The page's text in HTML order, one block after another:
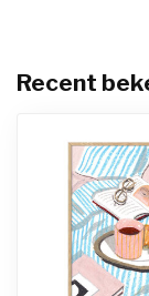
Recent